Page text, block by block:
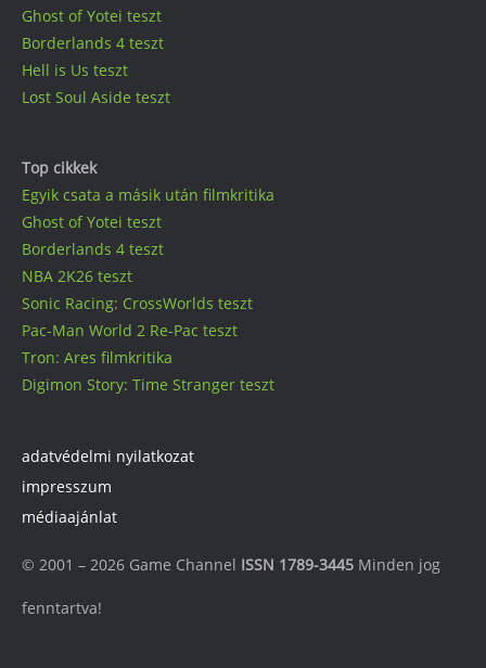
Ghost of Yotei teszt
Borderlands 4 teszt
Hell is Us teszt
Lost Soul Aside teszt
Top cikkek
Egyik csata a másik után filmkritika
Ghost of Yotei teszt
Borderlands 4 teszt
NBA 2K26 teszt
Sonic Racing: CrossWorlds teszt
Pac-Man World 2 Re-Pac teszt
Tron: Ares filmkritika
Digimon Story: Time Stranger teszt
adatvédelmi nyilatkozat
impresszum
médiaajánlat
© 2001 – 2026 Game Channel ISSN 1789-3445 Minden jog
fenntartva!